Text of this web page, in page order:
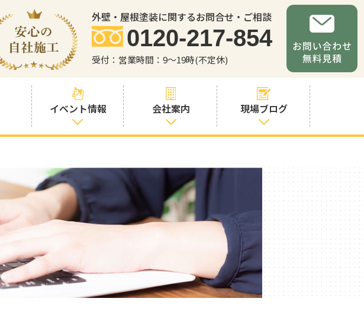
外壁・屋根塗装に関するお問合せ・ご相談
0120-217-854
受付：営業時間：9～19時(不定休)
イベント情報 会社案内
職人・スタッフ
紹介
お問い合わせか
らの流れ
求人情報
現場ブログ